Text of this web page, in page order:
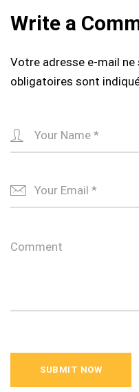
Write a
Votre adresse e-mail ne
obligatoires sont